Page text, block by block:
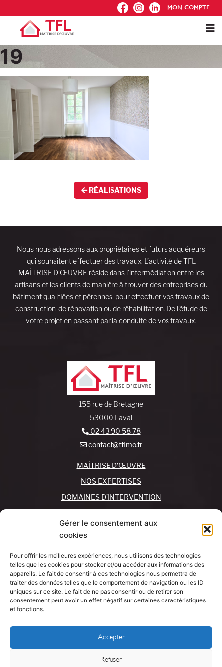
Gérer le consentement aux
cookies
Pour offrir les meilleures expériences, nous utilisons des technologies
telles que les cookies pour stocker et/ou accéder aux informations des
appareils. Le fait de consentir à ces technologies nous permettra de
traiter des données telles que le comportement de navigation ou les ID
uniques sur ce site. Le fait de ne pas consentir ou de retirer son
consentement peut avoir un effet négatif sur certaines caractéristiques
et fonctions.
Accepter
Refuser
FB IG IN MON COMPTE
19
RÉALISATIONS
Nous nous adressons aux propriétaires et futurs acquéreurs
qui souhaitent effectuer des travaux. L’activité de TFL
MAÎTRISE D’ŒUVRE réside dans l’intermédiation entre les
artisans et les clients de manière à trouver des entreprises du
bâtiment qualifiées et pérennes, pour effectuer vos travaux de
construction, de rénovation ou de réhabilitation. De l’étude de
votre projet en passant par la conduite de vos travaux.
155 rue de Bretagne
53000 Laval
02 43 90 58 78
contact@tflmo.fr
MAÎTRISE D’ŒUVRE
NOS EXPERTISES
DOMAINES D’INTERVENTION
REJOIGNEZ-NOUS !
MON COMPTE
SUIVEZ-NOUS !
Mentions légales
Politique de cookies
J’AI UN
PROJET